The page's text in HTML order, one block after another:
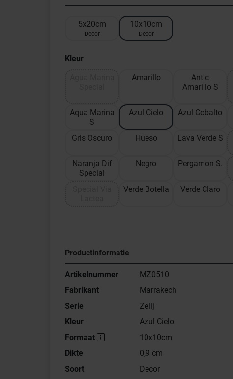
5x20cm
Decor
10x10cm
Decor
Kleur
Amarillo
Antic
Amarillo S
Aqua Marina
S
Azul Cielo Azul Cobalto
Gris Oscuro Hueso Lava Verde S
Naranja Dif
Special
Negro Pergamon S.
Verde Botella Verde Claro
Productinformatie
Artikelnummer
MZ0510
Fabrikant
Marrakech
Serie
Zelij
Kleur
Azul Cielo
Formaat
10x10cm
Dikte
0,9 cm
Soort
Decor